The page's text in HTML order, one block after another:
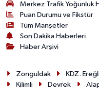
Merkez Trafik Yoğunluk
Puan Durumu ve Fikstür
Tüm Manşetler
Son Dakika Haberleri
Haber Arşivi
Zonguldak KDZ.
Kilimli
Devrek